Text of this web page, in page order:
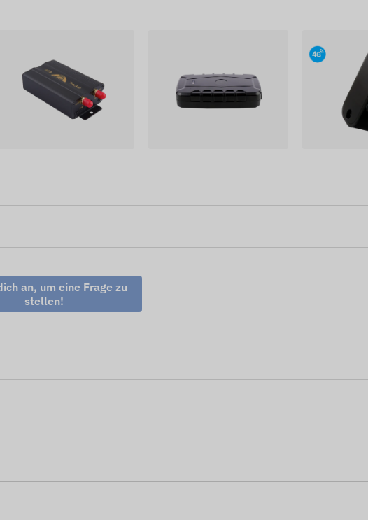
Wir behalten uns das Recht auf
an, um eine Frage zu
stellen!